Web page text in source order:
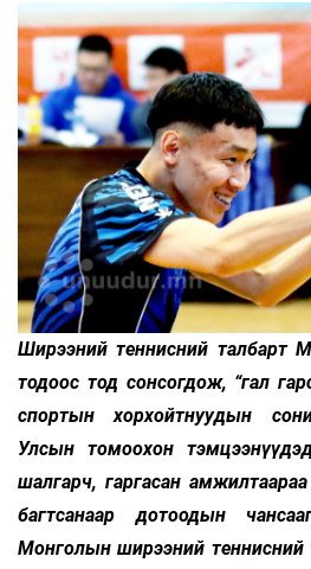
Ширээний теннисний талбарт
тодоос тод сонсогдож, “гал
спортын хорхойтнуудын
Улсын томоохон
шалгарч, гаргасан
багтсанаар дотоодын
Монголын ширээний теннисний